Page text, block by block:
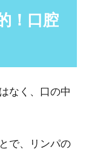
！口腔
なく、口の中
で、リンパの